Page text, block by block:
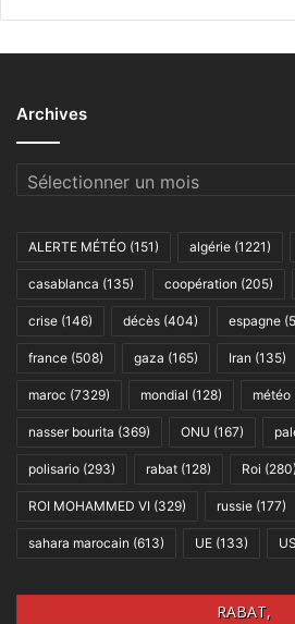
Archives
Archives
ALERTE MÉTÉO (151) algérie (1221)
casablanca (135) coopération (205)
crise (146) décès (404) espagne
france (508) gaza (165) Iran (135)
maroc (7329) mondial (128) météo
nasser bourita (369) ONU (167)
polisario (293) rabat (128) Roi (280)
ROI MOHAMMED VI (329) russie (177)
sahara marocain (613) UE (133)
RABAT,